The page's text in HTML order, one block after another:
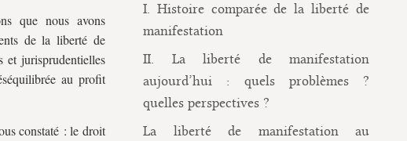
que nous avons
de la liberté de
et jurisprudentielles
au profit
constaté : le droit
I. Histoire comparée de la liberté de
manifestation
II. La liberté de manifestation
aujourd’hui : quels problèmes ?
quelles perspectives ?
La liberté de manifestation au